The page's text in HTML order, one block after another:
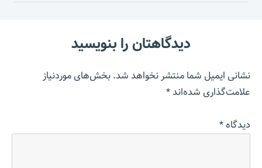
دیدگاهتان را بنویسید
نشانی ایمیل شما منتشر نخواهد شد.بخش‌های موردنیاز
علامت‌گذاری شده‌اند*
دیدگاه*